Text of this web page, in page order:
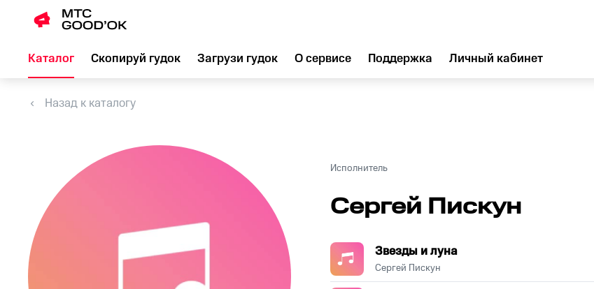
Каталог Скопируй гудок Загрузи гудок О сервисе Поддержка Личный кабинет
Назад к каталогу
Исполнитель
Сергей Пискун
Звезды и луна
Сергей Пискун